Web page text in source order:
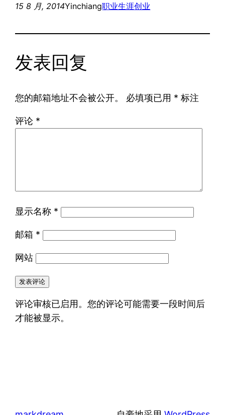
15 8 月, 2014Yinchiang职业生涯创业
发表回复
您的邮箱地址不会被公开。 必填项已用 * 标注
评论 *
显示名称 *
邮箱 *
网站
评论审核已启用。您的评论可能需要一段时间后
才能被显示。